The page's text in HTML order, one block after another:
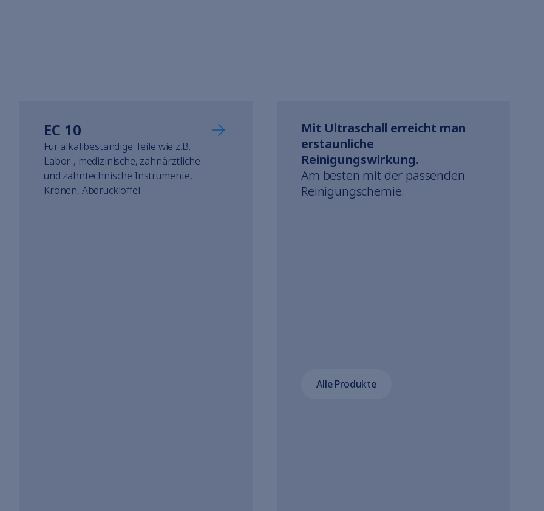
EC 10
Für alkalibeständige Teile wie z.B.
Labor-, medizinische, zahnärztliche
und zahntechnische Instrumente,
Kronen, Abdrucklöffel
Mit Ultraschall erreicht man
erstaunliche
Reinigungswirkung.
Am besten mit der passenden
Reinigungschemie.
Alle Produkte